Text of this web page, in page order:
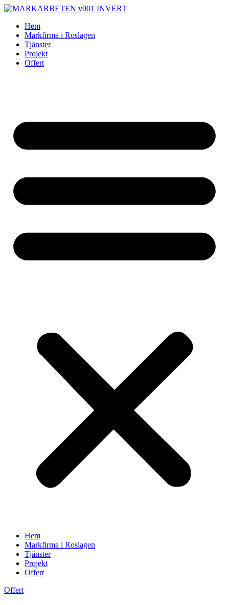
Skip
contentHem
Markfirma i Roslagen
Tjänster
Projekt
Offert
Hem
Markfirma i Roslagen
Tjänster
Projekt
Offert
Offert